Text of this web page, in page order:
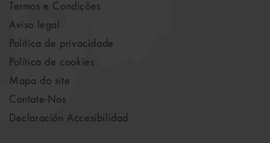
Termos e Condições
Aviso legal
Política de privacidade
Política de cookies
Mapa do site
Contate-Nos
Declaración Accesibilidad